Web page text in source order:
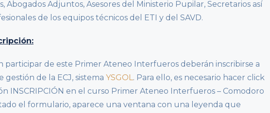
Abogados Adjuntos, Asesores del Ministerio Pupilar, Secretarios así
de los equipos técnicos del ETI y del SAVD.
participar de este Primer Ateneo Interfueros deberán inscribirse a
de la ECJ, sistema YSGOL. Para ello, es necesario hacer click
INSCRIPCIÓN en el curso Primer Ateneo Interfueros – Comodoro
el formulario, aparece una ventana con una leyenda que